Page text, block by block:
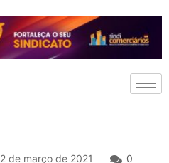
2 de março de 2021 0